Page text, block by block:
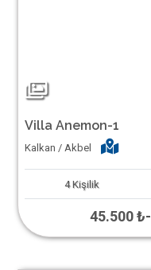
Villa Anemon-1
Kalkan / Akbel
4 Kişilik
45.500 ₺-